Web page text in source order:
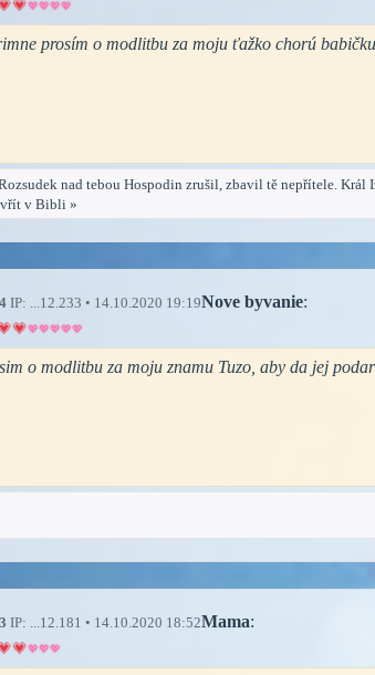
prosím o modlitbu za moju ťažko chorú
nad tebou Hospodin zrušil, zbavil tě nepřítele. Král
v Bibli »
IP: ...12.233 • 14.10.2020 19:19Nove byvanie:
o modlitbu za moju znamu Tuzo, aby da jej
IP: ...12.181 • 14.10.2020 18:52Mama: